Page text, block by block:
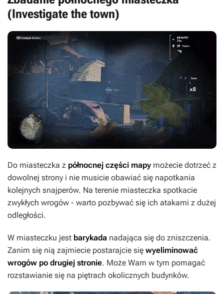
(Investigate the town)
Do miasteczka z północnej części mapy możecie dotrzeć z
dowolnej strony i nie musicie obawiać się napotkania
kolejnych snajperów. Na terenie miasteczka spotkacie
zwykłych wrogów - warto pozbywać się ich atakami z dużej
odległości.
W miasteczku jest barykada nadająca się do zniszczenia.
Zanim się nią zajmiecie postarajcie się wyeliminować
wrogów po drugiej stronie. Może Wam w tym pomagać
rozstawianie się na piętrach okolicznych budynków.